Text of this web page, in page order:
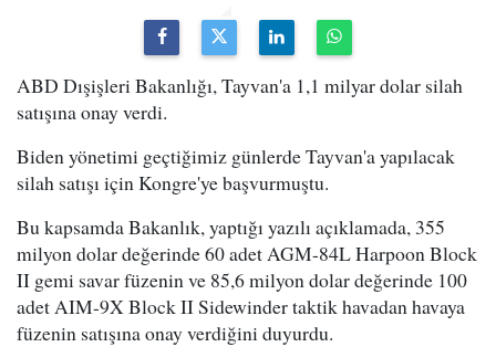
ABD Dışişleri Bakanlığı, Tayvan'a 1,1 milyar dolar silah
satışına onay verdi.
Biden yönetimi geçtiğimiz günlerde Tayvan'a yapılacak
silah satışı için Kongre'ye başvurmuştu.
Bu kapsamda Bakanlık, yaptığı yazılı açıklamada, 355
milyon dolar değerinde 60 adet AGM-84L Harpoon Block
II gemi savar füzenin ve 85,6 milyon dolar değerinde 100
adet AIM-9X Block II Sidewinder taktik havadan havaya
füzenin satışına onay verdiğini duyurdu.